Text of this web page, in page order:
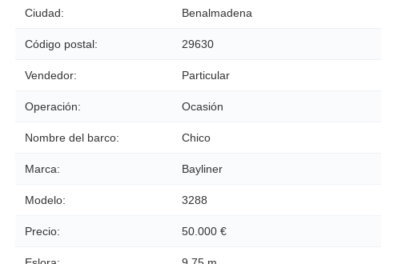
Ciudad: Benalmadena
Código postal: 29630
Vendedor: Particular
Operación: Ocasión
Nombre del barco: Chico
Marca: Bayliner
Modelo: 3288
Precio: 50.000 €